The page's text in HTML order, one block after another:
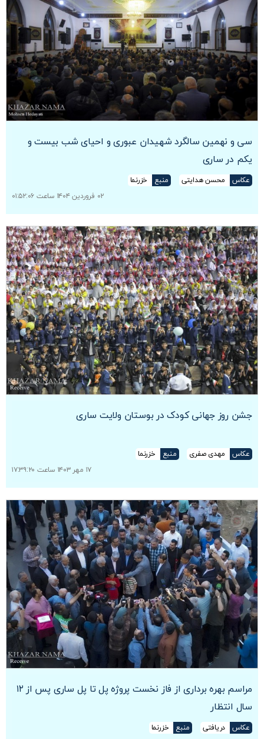
سی و نهمین سالگرد شهیدان عبوری و احیای شب بیست و
یکم در ساری
عکاس محسن هدایتی منبع
خزرنما
۰۲ فروردین ۱۴۰۴ ساعت ۰۱:۵۲:۰۶
جشن روز جهانی کودک در بوستان ولایت ساری
عکاس مهدی صفری منبع
خزرنما
۱۷ مهر ۱۴۰۳ ساعت ۱۷:۳۹:۲۰
مراسم بهره برداری از فاز نخست پروژه پل تا پل ساری پس از ۱۲
سال انتظار
عکاس دریافتی منبع خزرنما